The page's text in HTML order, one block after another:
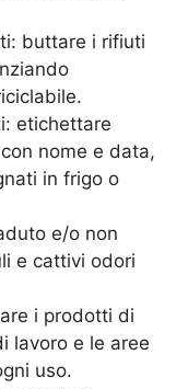
buttare i rifiuti
etichettare
nome e data,
in frigo o
e/o non
e cattivi odori
i prodotti di
lavoro e le aree
uso.